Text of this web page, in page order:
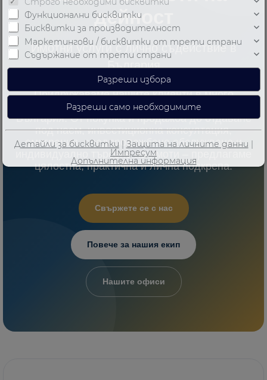
дейност
Имотни услуги с лично съдействие в
България
Придружаваме нашите клиенти в много
области, свързани с недвижими имоти в
България. От покупка и продажба до отдаване
под наем, инвестиционна консултация,
емиграция, следпродажбено обслужване и
индивидуално търсене на имоти – предлагаме
цялостна, практична и лична подкрепа.
Свържете се с нас
Повече за нашия екип
Нашите офиси
Функционални бисквитки
Бисквитки за производителност
Маркетингови / бисквитки от трети страни
Съдържание от трети страни
Детайли за бисквитки | Защита на личните данни |
Импресум
Допълнителна информация